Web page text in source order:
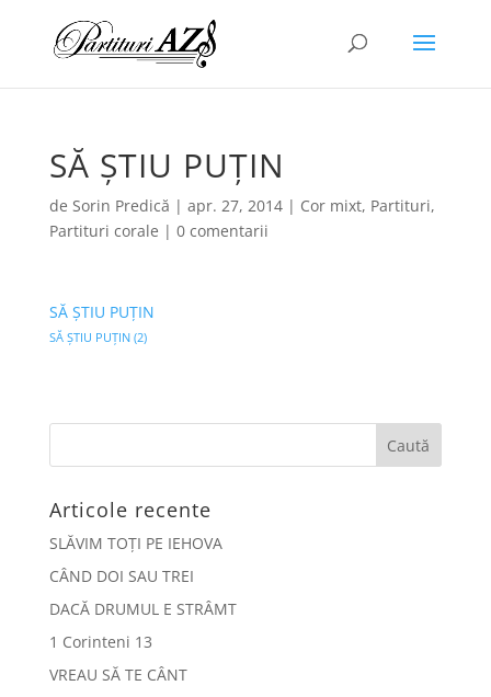
SĂ ȘTIU PUȚIN
de Sorin Predică | apr. 27, 2014| Cor mixt, Partituri,
Partituri corale | 0 comentarii
SĂ ȘTIU PUȚIN
SĂ ȘTIU PUȚIN (2)
Articole recente
SLĂVIM TOȚI PE IEHOVA
CÂND DOI SAU TREI
DACĂ DRUMUL E STRÂMT
1 Corinteni 13
VREAU SĂ TE CÂNT